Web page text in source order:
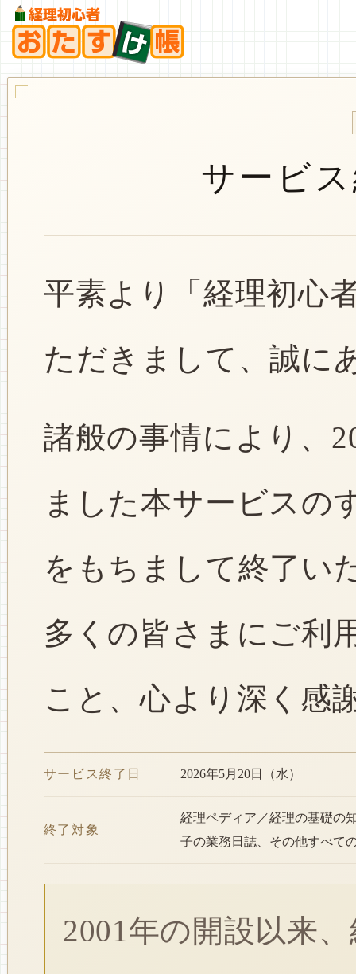
サービ
平素より「経理初心
ただきまして、誠に
諸般の事情により、
ました本サービスの
をもちまして終了い
多くの皆さまにご利
こと、心より深く感
サービス終了日 2026年5月20日（水）
終了対象
経理ペディア／経理の基礎の
子の業務日誌、その他すべて
2001年の開設以来